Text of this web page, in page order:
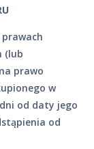
(lub
prawo
w
od daty jego
od